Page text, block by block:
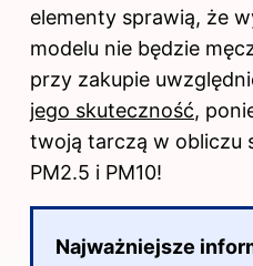
elementy sprawią, że
modelu nie będzie
przy zakupie
jego skuteczność,
twoją tarczą w obliczu
PM2.5 i PM10!
Najważniejsze